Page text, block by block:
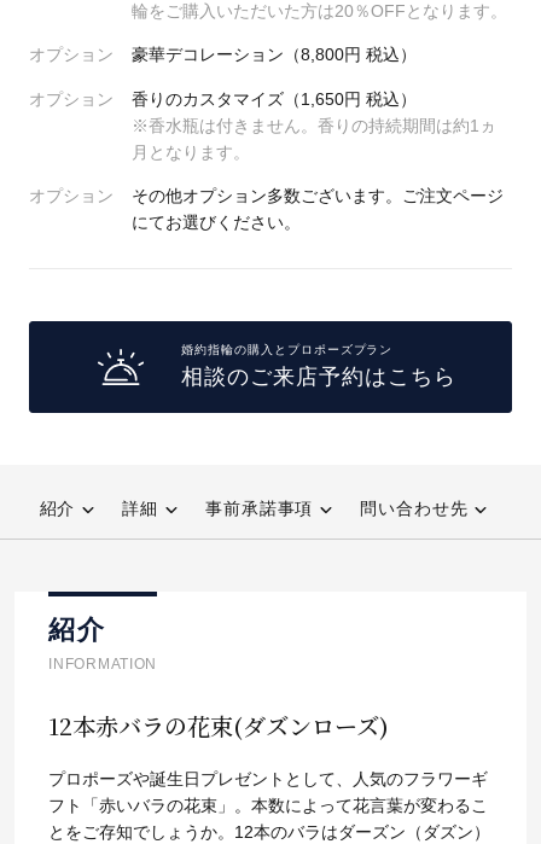
輪をご購入いただいた方は20％OFFとなります。
オプション 豪華デコレーション（8,800円 税込）
オプション
香りのカスタマイズ（1,650円 税込）
※香水瓶は付きません。香りの持続期間は約1ヵ
月となります。
オプション
その他オプション多数ございます。ご注文ページ
にてお選びください。
婚約指輪の購入とプロポーズプラン
相談のご来店予約はこちら
紹介 詳細 事前承諾事項 問い合わせ先
紹介
INFORMATION
12本赤バラの花束(ダズンローズ)
プロポーズや誕生日プレゼントとして、人気のフラワーギ
フト「赤いバラの花束」。本数によって花言葉が変わるこ
とをご存知でしょうか。12本のバラはダーズン（ダズン）
エピソード
I-PRIMO公式オンラインショップ
Follow us on